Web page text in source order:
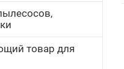
товар для